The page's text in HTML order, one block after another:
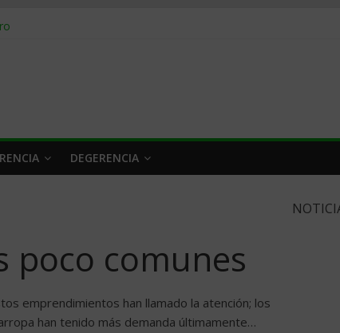
2026
venderle
DEGERENCIA
poco comunes
emprendimientos han llamado la atención; los
han tenido más demanda últimamente…